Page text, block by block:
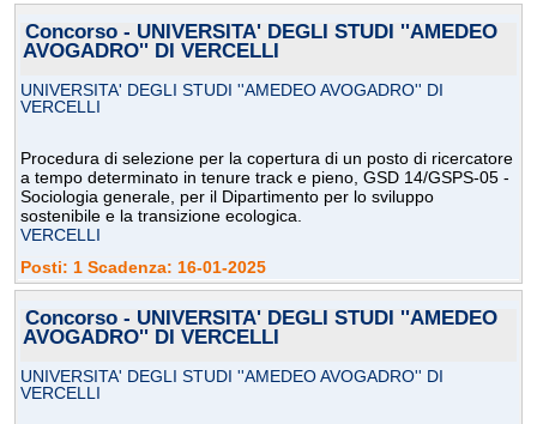
Concorso - UNIVERSITA' DEGLI STUDI ''AMEDEO
AVOGADRO'' DI VERCELLI
UNIVERSITA' DEGLI STUDI ''AMEDEO AVOGADRO'' DI
VERCELLI
Procedura di selezione per la copertura di un posto di ricercatore
a tempo determinato in tenure track e pieno, GSD 14/GSPS-05 -
Sociologia generale, per il Dipartimento per lo sviluppo
sostenibile e la transizione ecologica.
VERCELLI
Posti: 1 Scadenza: 16-01-2025
Concorso - UNIVERSITA' DEGLI STUDI ''AMEDEO
AVOGADRO'' DI VERCELLI
UNIVERSITA' DEGLI STUDI ''AMEDEO AVOGADRO'' DI
VERCELLI